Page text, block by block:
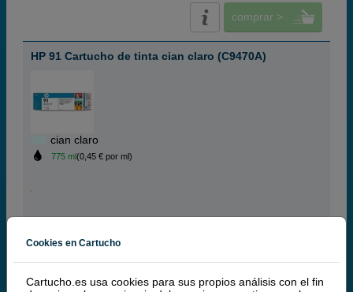
comprar >
HP 91 Cartucho de tinta cian claro (C9470A)
cian claro
775 ml(0,45 € por ml)
348,50
PRODUCTO DESCATALOGADO
Cookies en Cartucho
Cartucho.es usa cookies para sus propios análisis con el fin